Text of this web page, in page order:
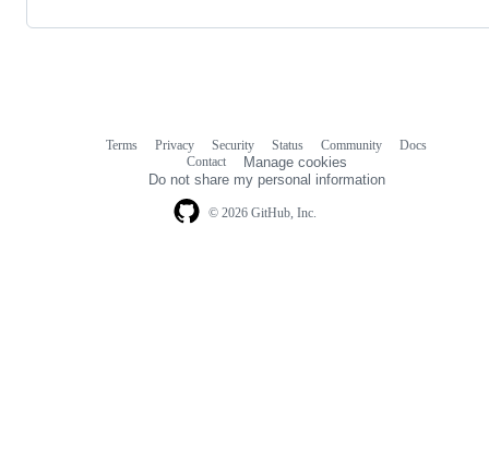
© 2026 GitHub, Inc.
Terms Privacy Security Status Community
Docs
Contact
Manage cookies
Do not share my personal information